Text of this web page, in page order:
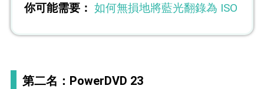
你可能需要： 如何無損地將藍光翻錄為 ISO
第二名：PowerDVD 23